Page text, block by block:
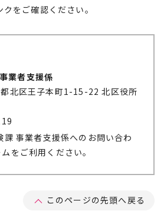
をご確認ください。
業者支援係
北区王子本町1-15-22 北区役所
課 事業者支援係へのお問い合わ
をご利用ください。
このページの先頭へ戻る